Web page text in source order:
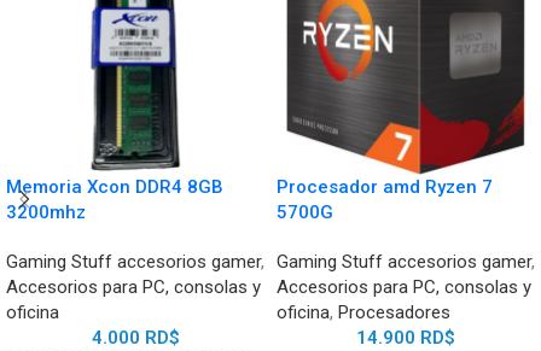
Memoria Xcon DDR4 8GB
3200mhz
Gaming Stuff accesorios gamer,
Accesorios para PC, consolas y
oficina
4.000 RD$
Procesador amd Ryzen 7
5700G
Gaming Stuff accesorios gamer,
Accesorios para PC, consolas y
oficina, Procesadores
14.900 RD$